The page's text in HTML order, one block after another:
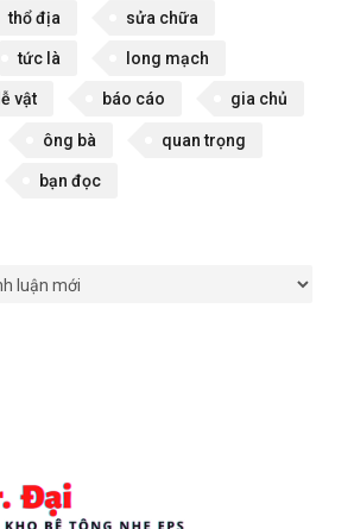
thổ địa sửa chữa
tức là long mạch
lễ vật báo cáo gia chủ
ông bà quan trọng
bạn đọc